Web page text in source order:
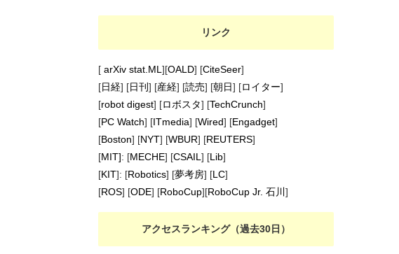
リンク
[ arXiv stat.ML ][OALD] [CiteSeer]
[日経] [日刊 ] [産経] [読売] [朝日] [ロイター]
[robot digest] [ロボスタ] [TechCrunch]
[PC Watch] [ITmedia] [Wired] [Engadget]
[Boston] [NYT] [WBUR] [REUTERS]
[MIT]: [MECHE] [CSAIL ] [Lib]
[KIT]: [Robotics] [夢考房] [LC]
[ROS] [ODE] [RoboCup][RoboCup Jr. 石川 ]
アクセスランキング（過去30日）